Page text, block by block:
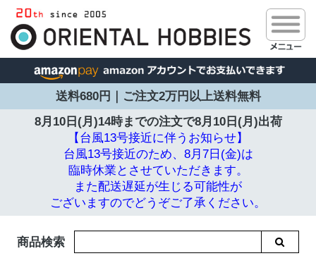
送料680円｜ご注文2万円以上送料無料
8月10日(月)14時までの注文で8月10日(月)出荷
【台風13号接近に伴うお知らせ】
台風13号接近のため、8月7日(金)は
臨時休業とさせていただきます。
また配送遅延が生じる可能性が
ございますのでどうぞご了承ください。
商品検索